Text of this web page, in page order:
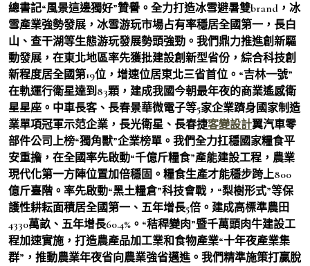
總書記“風景這邊獨好”贊譽。全力打造冰雪避暑雙brand，冰
雪產業強勢發展，冰雪游玩市場占有率穩居全國第一，長白
山、查干湖等生態游玩發展勢頭強勁。我們鼎力推進創新驅
動發展，在東北地區率先獲批建設創新型省份，綜合科技創
新程度居全國第19位，增速位居東北三省首位。“吉林一號”
在軌運行衛星達到83顆，建成我國今朝最年夜的商業遙感衛
星星座。中車長客、長春景華微電子等5家企業躋身國家制造
業單項冠軍示范企業，長光衛星、長春捷客變設計翼汽車零
部件公司上榜“獨角獸”企業榜單。我們全力扛穩國家糧食平
安重擔，在全國率先啟動“千億斤糧食”產能建設工程，農業
現代化第一方陣位置加倍穩固。糧食生產才能穩步跨上800
億斤臺階。率先啟動“黑土糧倉”科技會戰，“梨樹形式”等保
護性耕耘面積居全國第一、五年增長5倍。建成高標準農田
4330萬畝、五年增長60.4%。“秸稈變肉”暨千萬頭肉牛建設工
程加速實施，打造農產品加工業和食物產業“十年夜產業集
群”，推動農業年夜省向農業強省邁進。我們精準施策打贏脫